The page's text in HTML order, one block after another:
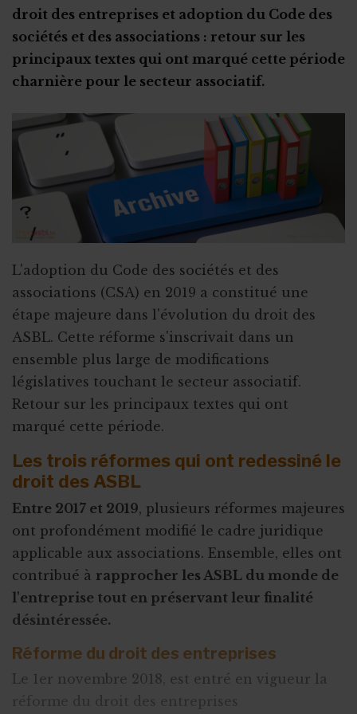
PEB : les obligations des ASBL
Les primes Energie
L'après-dissolution
Crise sanitaire et fin de l’ASBL
Etude de cas : le conflit d'intérêts
droit des entreprises et adoption du Code des
sociétés et des associations : retour sur les
principaux textes qui ont marqué cette période
charnière pour le secteur associatif.
L'adoption du Code des sociétés et des
associations (CSA) en 2019 a constitué une
étape majeure dans l'évolution du droit des
ASBL. Cette réforme s'inscrivait dans un
ensemble plus large de modifications
législatives touchant le secteur associatif.
Retour sur les principaux textes qui ont
marqué cette période.
Les trois réformes qui ont redessiné le
droit des ASBL
Entre 2017 et 2019, plusieurs réformes majeures
ont profondément modifié le cadre juridique
applicable aux associations. Ensemble, elles ont
contribué à rapprocher les ASBL du monde de
l'entreprise tout en préservant leur finalité
désintéressée.
Réforme du droit des entreprises
Le 1er novembre 2018, est entré en vigueur la